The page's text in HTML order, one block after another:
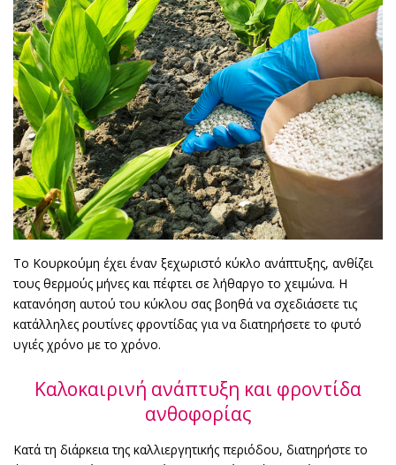
Το Κουρκούμη έχει έναν ξεχωριστό κύκλο ανάπτυξης, ανθίζει
τους θερμούς μήνες και πέφτει σε λήθαργο το χειμώνα. Η
κατανόηση αυτού του κύκλου σας βοηθά να σχεδιάσετε τις
κατάλληλες ρουτίνες φροντίδας για να διατηρήσετε το φυτό
υγιές χρόνο με το χρόνο.
Καλοκαιρινή ανάπτυξη και φροντίδα
ανθοφορίας
Κατά τη διάρκεια της καλλιεργητικής περιόδου, διατηρήστε το